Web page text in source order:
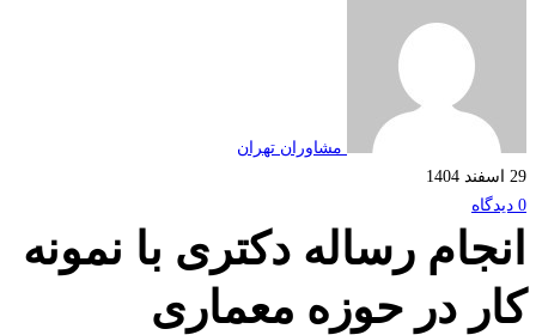
مشاوران تهران
رساله دکتری با نمونه
در حوزه معماری